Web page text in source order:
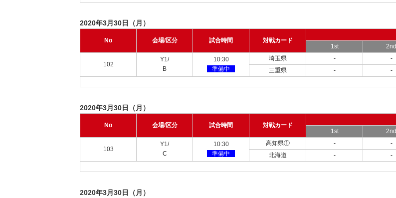
2020年3月30日（月）
No 会場/区分 試合時間 対戦カード
1st
2nd
102
Y1/
B
10:30
準備中
埼玉県 - -
三重県
- -
2020年3月30日（月）
No 会場/区分 試合時間 対戦カード
1st
2nd
103
Y1/
C
10:30
準備中
高知県① - -
北海道
- -
2020年3月30日（月）